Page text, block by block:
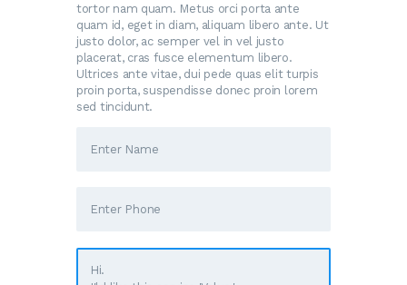
tortor nam quam. Metus orci porta ante
quam id, eget in diam, aliquam libero ante. Ut
justo dolor, ac semper vel in vel justo
placerat, cras fusce elementum libero.
Ultrices ante vitae, dui pede quas elit turpis
proin porta, suspendisse donec proin lorem
sed tincidunt.